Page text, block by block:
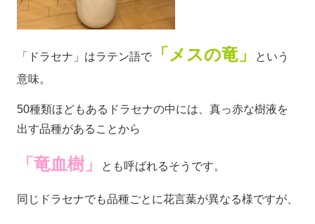
「ドラセナ」はラテン語で「メスの竜」
という
意味。
50種類ほどもあるドラセナの中には、真っ赤な樹液を
出す品種があることから
「竜血樹」 とも呼ばれるそうです。
同じドラセナでも品種ごとに花言葉が異なる様ですが、